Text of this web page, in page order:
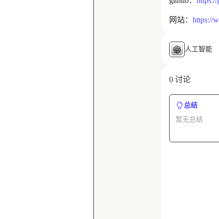
网站：https://
人工智能
0 讨论
总结
暂无总结